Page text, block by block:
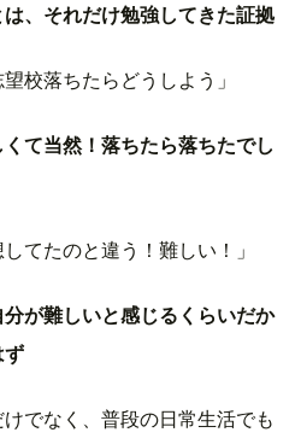
、それだけ勉強してきた証拠
校落ちたらどうしよう」
て当然！落ちたら落ちたでし
てたのと違う！難しい！」
が難しいと感じるくらいだか
ず
でなく、普段の日常生活でも